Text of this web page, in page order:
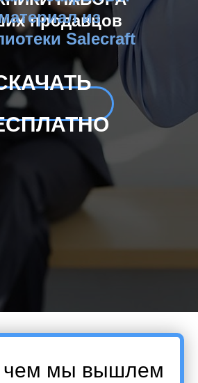
продавцов
из
Salecraft
чем мы вышлем